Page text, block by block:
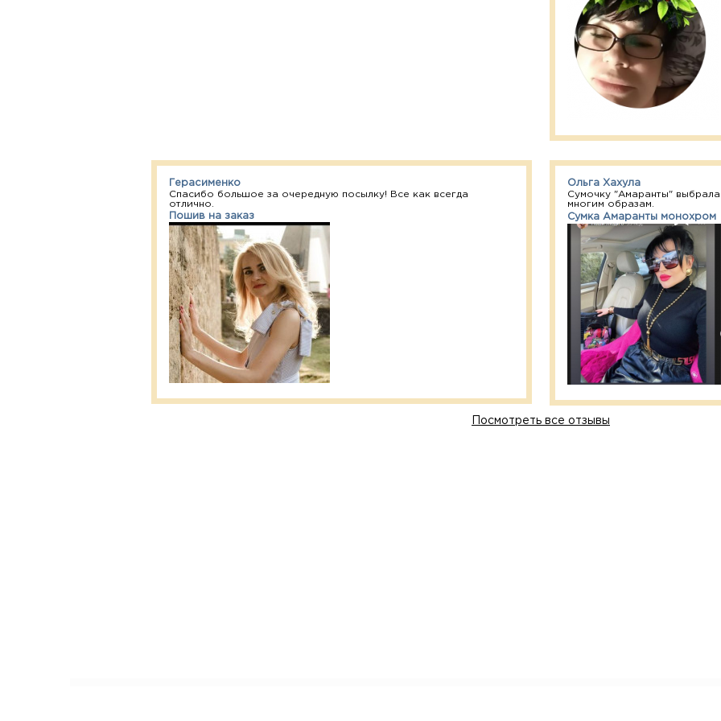
Герасименко
Спасибо большое за очередную посылку! Все как всегда
отлично.
Пошив на заказ
Ольга Хахула
Сумочку "Амаранты"
многим образам.
Сумка Амаранты монохром
Посмотреть все отзывы